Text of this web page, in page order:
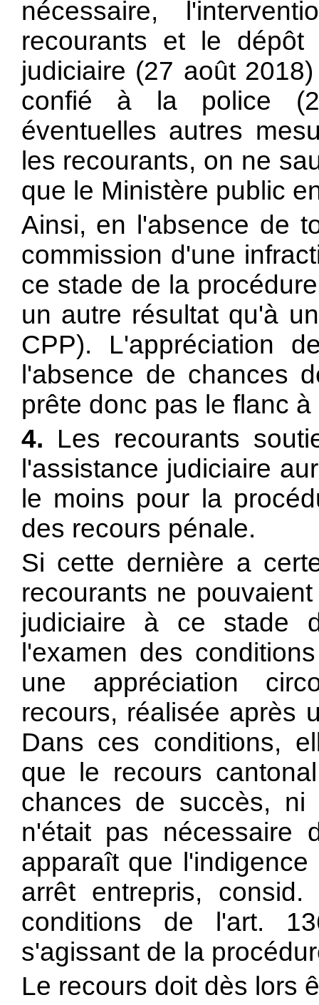
nécessaire,
recourants et le dépôt
judiciaire (27 août
confié à la police
éventuelles autres
les recourants, on ne
que le Ministère public
Ainsi, en l'absence de
commission d'une
ce stade de la
un autre résultat qu'à
CPP). L'appréciation
l'absence de chances
prête donc pas le flanc à
4. Les recourants
l'assistance judiciaire
le moins pour la
des recours pénale.
Si cette dernière a
recourants ne
judiciaire à ce stade
l'examen des
une appréciation
recours, réalisée après
Dans ces conditions,
que le recours
chances de succès, ni
n'était pas nécessaire
apparaît que
arrêt entrepris,
conditions de l'art.
s'agissant de la
Le recours doit dès lors